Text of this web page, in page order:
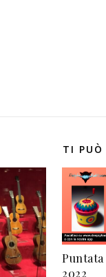
TI PUÒ
Puntata
2022